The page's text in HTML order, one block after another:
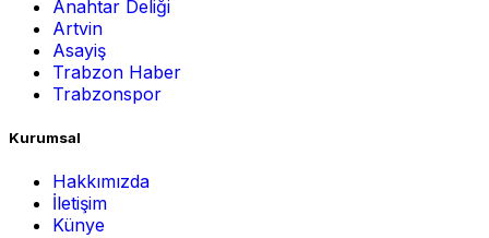
Anahtar Deliği
Artvin
Asayiş
Trabzon Haber
Trabzonspor
Kurumsal
Hakkımızda
İletişim
Künye